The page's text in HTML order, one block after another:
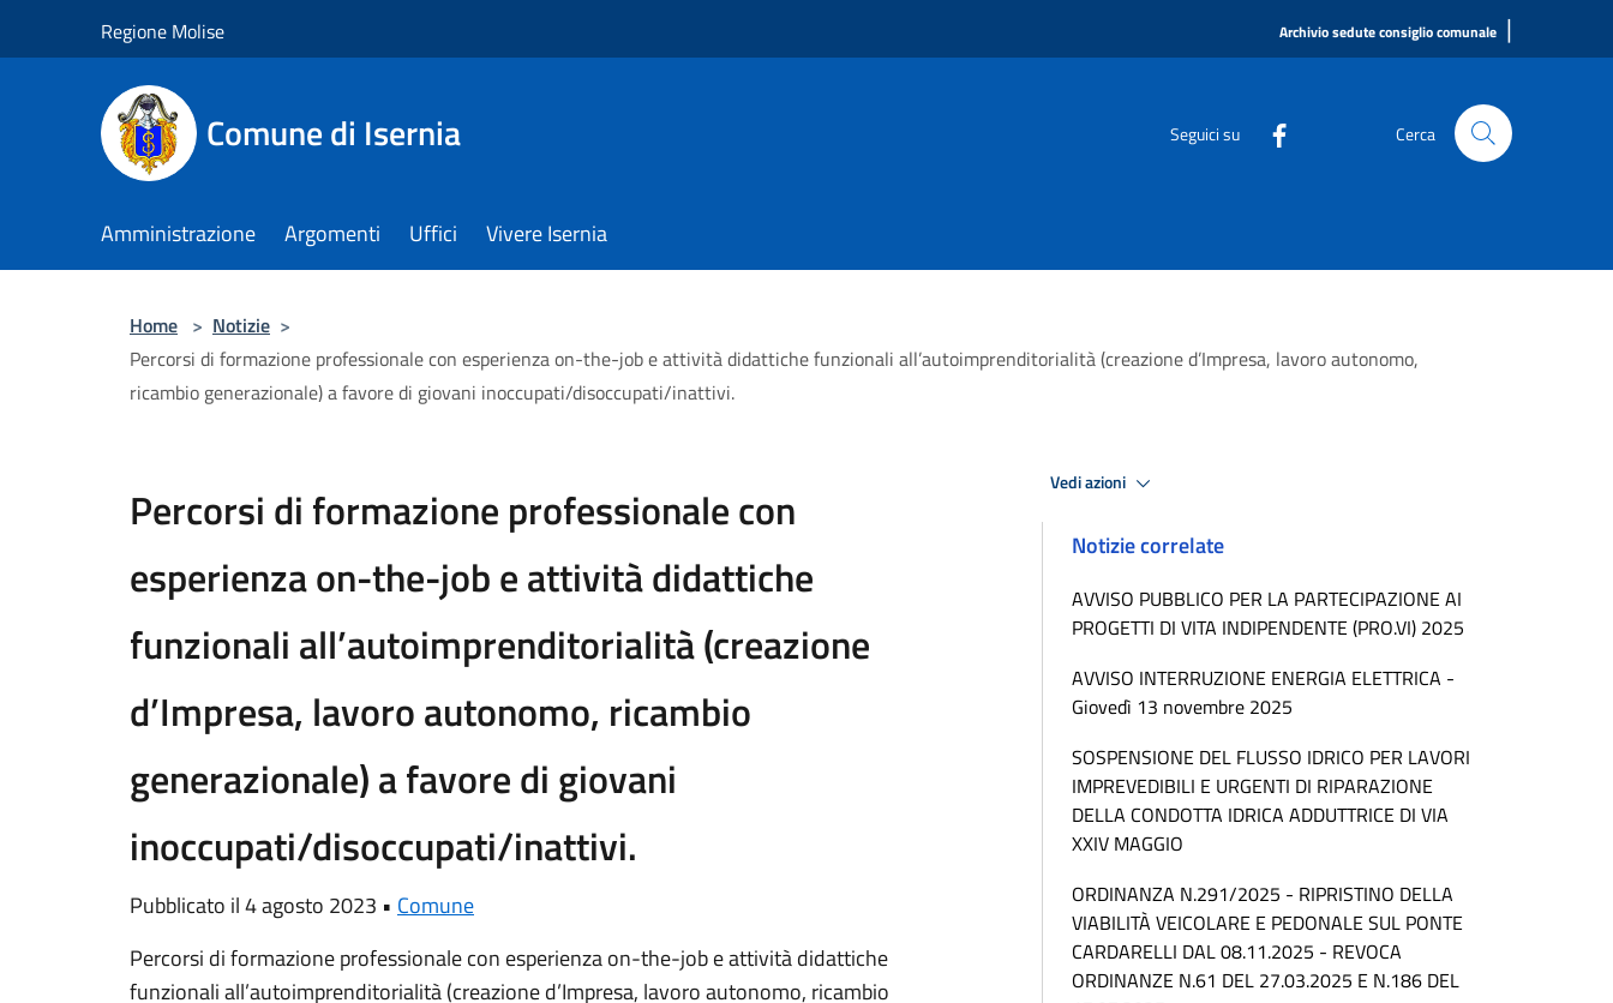
Regione Molise Archivio sedute consiglio comunale |
Comune di Isernia Seguici su Cerca
Amministrazione Argomenti Uffici Vivere Isernia
Home > Notizie >
Percorsi di formazione professionale con esperienza on-the-job e attività didattiche funzionali all’autoimprenditorialità (creazione d’Impresa, lavoro autonomo,
ricambio generazionale) a favore di giovani inoccupati/disoccupati/inattivi.
Percorsi di formazione professionale con
esperienza on-the-job e attività didattiche
funzionali all’autoimprenditorialità (creazione
d’Impresa, lavoro autonomo, ricambio
generazionale) a favore di giovani
inoccupati/disoccupati/inattivi.
Pubblicato il 4 agosto 2023 • Comune
Percorsi di formazione professionale con esperienza on-the-job e attività didattiche
funzionali all’autoimprenditorialità (creazione d’Impresa, lavoro autonomo, ricambio
Vedi azioni
Notizie correlate
AVVISO PUBBLICO PER LA PARTECIPAZIONE AI
PROGETTI DI VITA INDIPENDENTE (PRO.VI) 2025
AVVISO INTERRUZIONE ENERGIA ELETTRICA -
Giovedì 13 novembre 2025
SOSPENSIONE DEL FLUSSO IDRICO PER LAVORI
IMPREVEDIBILI E URGENTI DI RIPARAZIONE
DELLA CONDOTTA IDRICA ADDUTTRICE DI VIA
XXIV MAGGIO
ORDINANZA N.291/2025 - RIPRISTINO DELLA
VIABILITÀ VEICOLARE E PEDONALE SUL PONTE
CARDARELLI DAL 08.11.2025 - REVOCA
ORDINANZE N.61 DEL 27.03.2025 E N.186 DEL